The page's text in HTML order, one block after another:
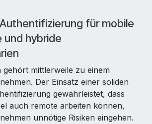
für mobile
und hybride
gehört mittlerweile zu einem
Der Einsatz einer soliden
gewährleistet, dass
auch remote arbeiten können,
unnötige Risiken eingehen.